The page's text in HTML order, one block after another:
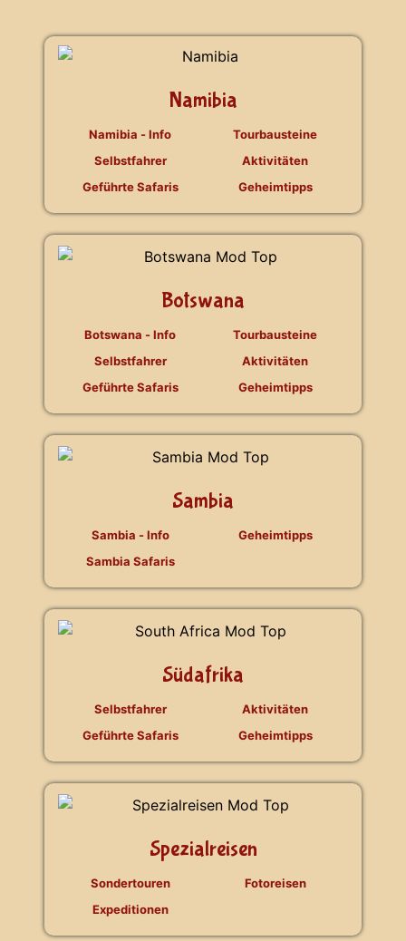
Namibia
Namibia - Info
Selbstfahrer
Geführte Safaris
Tourbausteine
Aktivitäten
Geheimtipps
Botswana
Botswana - Info
Selbstfahrer
Geführte Safaris
Tourbausteine
Aktivitäten
Geheimtipps
Sambia
Sambia - Info
Sambia Safaris
Geheimtipps
Südafrika
Selbstfahrer
Geführte Safaris
Aktivitäten
Geheimtipps
Spezialreisen
Sondertouren
Expeditionen
Fotoreisen